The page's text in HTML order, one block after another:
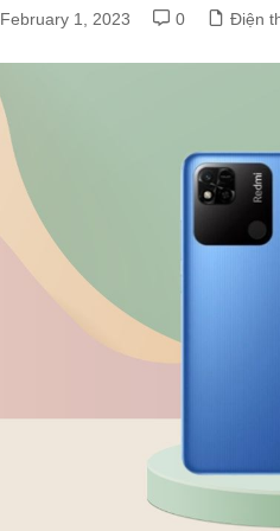
February 1, 2023 0 Điện